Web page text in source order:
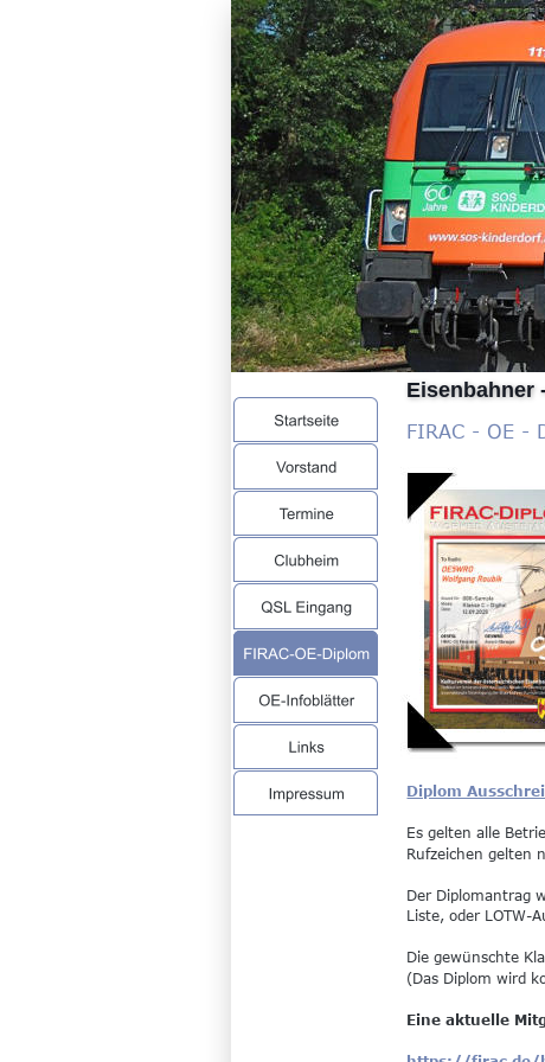
Eisenbahner
FIRAC - OE -
Diplom
Es gelten alle
Rufzeichen gelten
Der Diplomantrag
Liste, oder LOTW-
Die gewünschte
(Das Diplom wird
Eine aktuelle